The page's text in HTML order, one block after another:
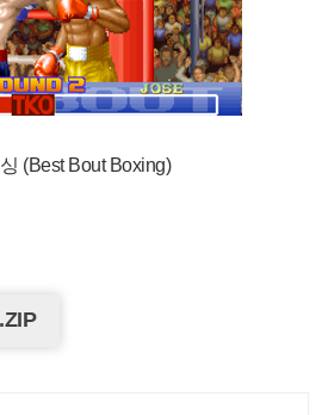
(Best Bout Boxing)